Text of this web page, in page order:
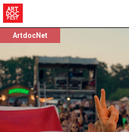
ArtdocNet